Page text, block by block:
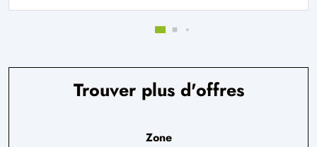
Trouver plus d'offres
Zone